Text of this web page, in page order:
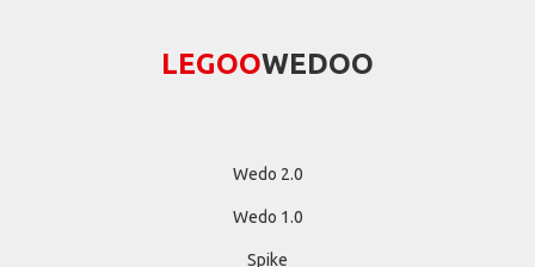
LEGООWEDОО
Wedo 2.0
Wedo 1.0
Spike